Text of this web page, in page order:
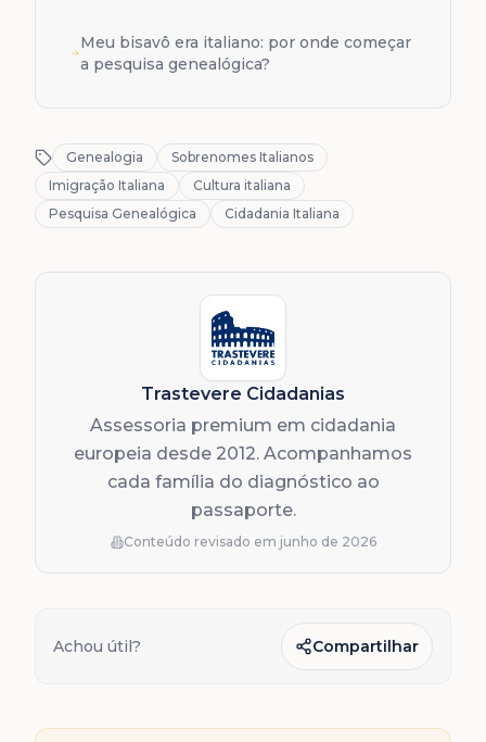
Meu bisavô era italiano: por onde começar
a pesquisa genealógica?
Genealogia
Sobrenomes Italianos
Imigração Italiana
Cultura italiana
Pesquisa Genealógica
Cidadania Italiana
Trastevere Cidadanias
Assessoria premium em cidadania
europeia desde 2012. Acompanhamos
cada família do diagnóstico ao
passaporte.
Conteúdo revisado em junho de 2026
Achou útil? Compartilhar